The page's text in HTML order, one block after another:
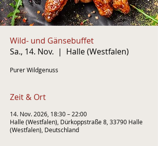
Wild- und Gänsebuffet
Sa., 14. Nov.
  |
Halle (Westfalen)
Purer Wildgenuss
Zeit & Ort
14. Nov. 2026, 18:30 – 22:00
Halle (Westfalen), Dürkoppstraße 8, 33790 Halle
(Westfalen), Deutschland